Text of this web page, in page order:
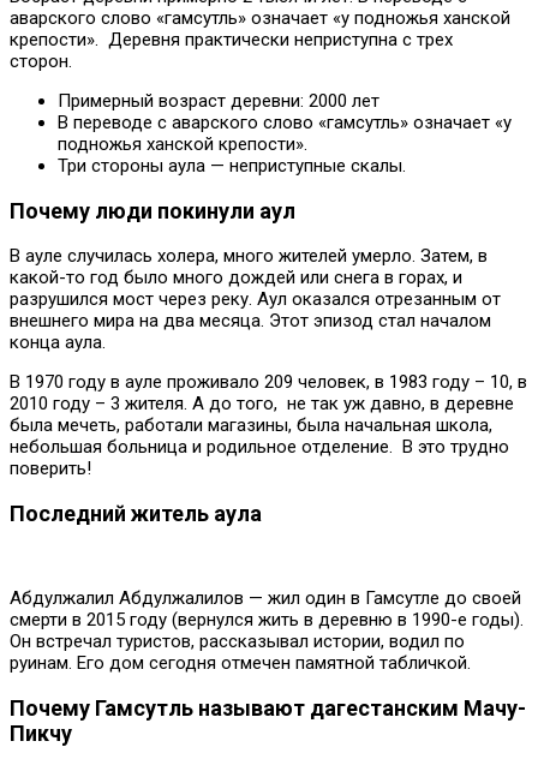
аварского слово «гамсутль» означает «у подножья ханской
крепости». Деревня практически неприступна с трех
сторон.
Примерный возраст деревни: 2000 лет
В переводе с аварского слово «гамсутль» означает «у
подножья ханской крепости».
Три стороны аула — неприступные скалы.
Почему люди покинули аул
В ауле случилась холера, много жителей умерло. Затем, в
какой-то год было много дождей или снега в горах, и
разрушился мост через реку. Аул оказался отрезанным от
внешнего мира на два месяца. Этот эпизод стал началом
конца аула.
В 1970 году в ауле проживало 209 человек, в 1983 году – 10, в
2010 году – 3 жителя. А до того, не так уж давно, в деревне
была мечеть, работали магазины, была начальная школа,
небольшая больница и родильное отделение. В это трудно
поверить!
Последний житель аула
Абдулжалил Абдулжалилов — жил один в Гамсутле до своей
смерти в 2015 году (вернулся жить в деревню в 1990-е годы).
Он встречал туристов, рассказывал истории, водил по
руинам. Его дом сегодня отмечен памятной табличкой.
Почему Гамсутль называют дагестанским Мачу-
Пикчу